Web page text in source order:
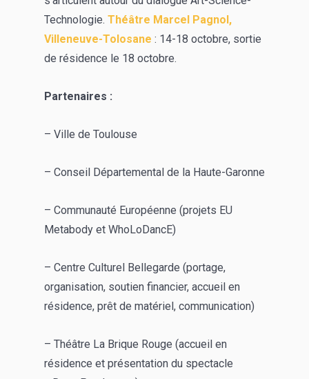
Technologie. Théâtre Marcel Pagnol,
Villeneuve-Tolosane : 14-18 octobre, sortie
de résidence le 18 octobre.
Partenaires :
– Ville de Toulouse
– Conseil Départemental de la Haute-Garonne
– Communauté Européenne (projets EU
Metabody et WhoLoDancE)
– Centre Culturel Bellegarde (portage,
organisation, soutien financier, accueil en
résidence, prêt de matériel, communication)
– Théâtre La Brique Rouge (accueil en
résidence et présentation du spectacle